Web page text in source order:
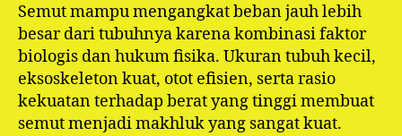
Semut mampu mengangkat beban jauh lebih
besar dari tubuhnya karena kombinasi faktor
biologis dan hukum fisika. Ukuran tubuh kecil,
eksoskeleton kuat, otot efisien, serta rasio
kekuatan terhadap berat yang tinggi membuat
semut menjadi makhluk yang sangat kuat.